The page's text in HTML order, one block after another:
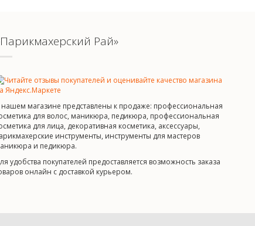
Рай»
нашем магазине представлены к продаже: профессиональная
для волос, маникюра, педикюра, профессиональная
для лица, декоративная косметика, аксессуары,
инструменты, инструменты для мастеров
и педикюра.
удобства покупателей предоставляется возможность заказа
онлайн с доставкой курьером.